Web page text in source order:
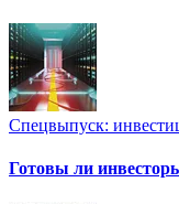
Спецвыпуск:
Готовы ли